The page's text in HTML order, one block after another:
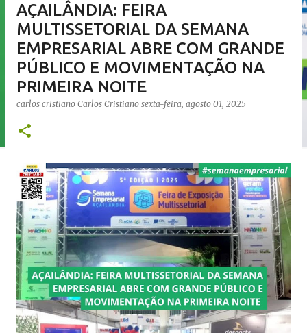
AÇAILÂNDIA: FEIRA
MULTISSETORIAL DA SEMANA
EMPRESARIAL ABRE COM GRANDE
PÚBLICO E MOVIMENTAÇÃO NA
PRIMEIRA NOITE
carlos cristiano Carlos Cristiano sexta-feira, agosto 01, 2025